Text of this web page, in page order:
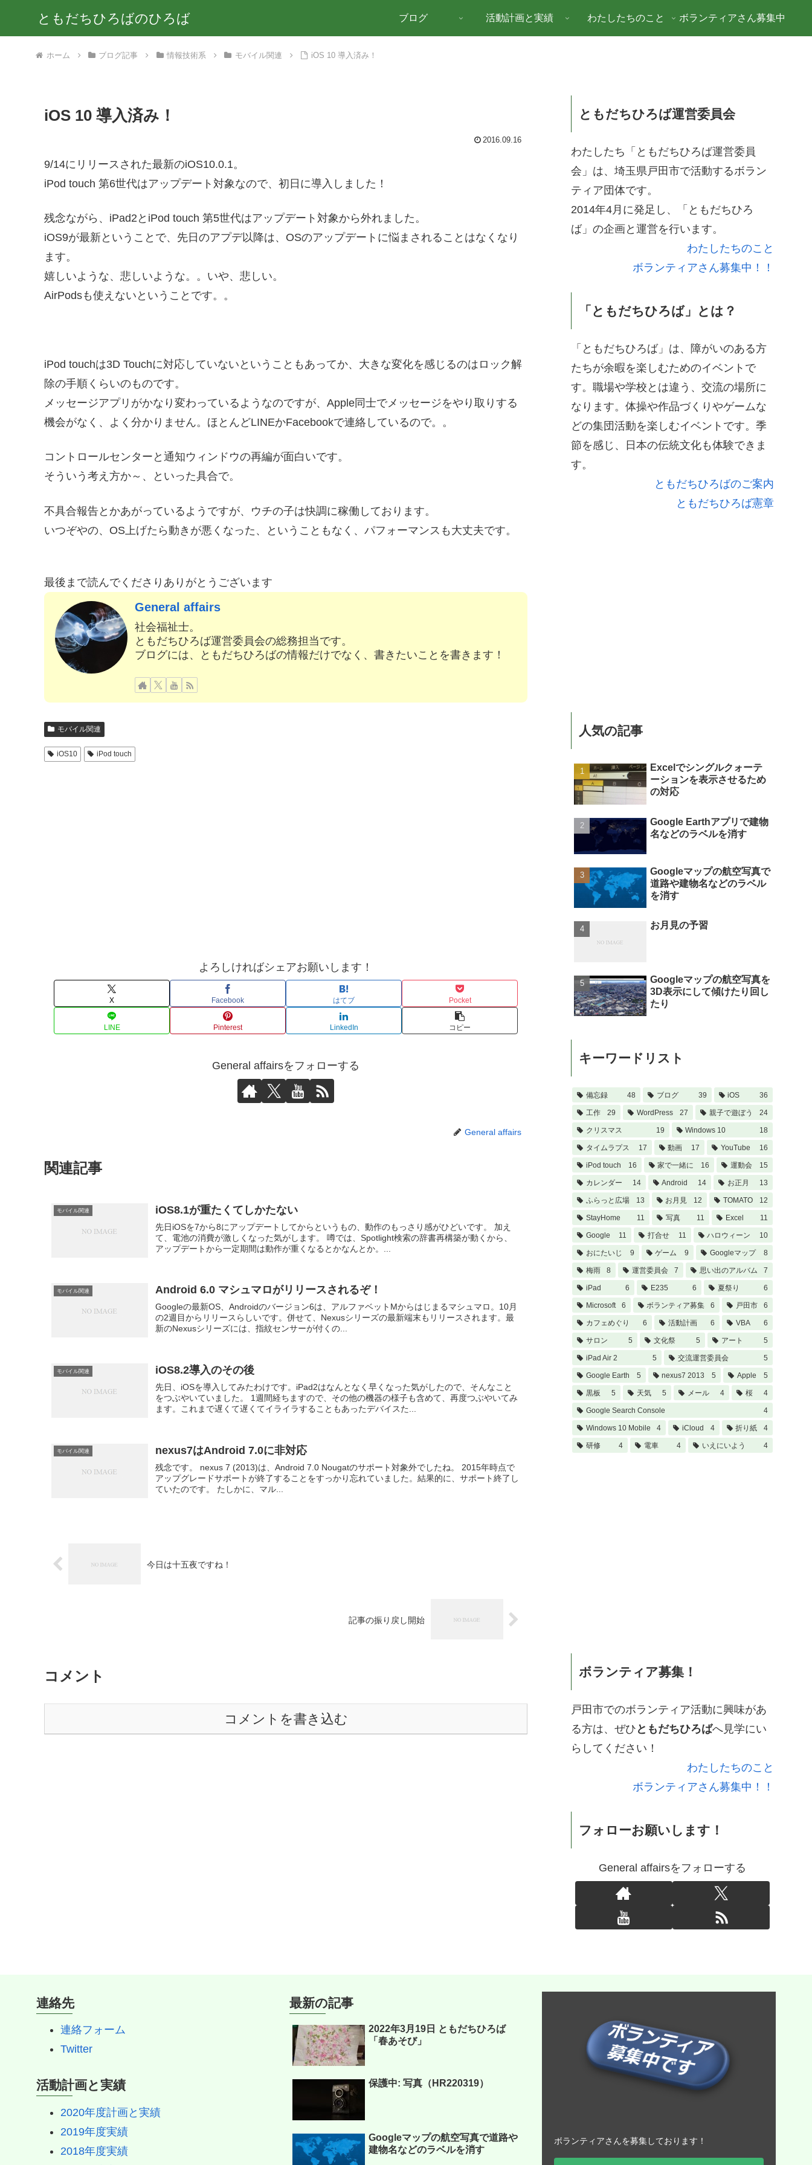
ともだちひろばのひろば ブログ 活動計画と実績 わたしたちのこと ボランティアさん募集中
ホーム ブログ記事 情報技術系 モバイル関連 iOS 10 導入済み！
iOS 10 導入済み！
2016.09.16
9/14にリリースされた最新のiOS10.0.1。
iPod touch 第6世代はアップデート対象なので、初日に導入しました！
残念ながら、iPad2とiPod touch 第5世代はアップデート対象から外れました。
iOS9が最新ということで、先日のアプデ以降は、OSのアップデートに悩まされることはなくなり
ます。
嬉しいような、悲しいような。。いや、悲しい。
AirPodsも使えないということです。。
iPod touchは3D Touchに対応していないということもあってか、大きな変化を感じるのはロック解
除の手順くらいのものです。
メッセージアプリがかなり変わっているようなのですが、Apple同士でメッセージをやり取りする
機会がなく、よく分かりません。ほとんどLINEかFacebookで連絡しているので。。
コントロールセンターと通知ウィンドウの再編が面白いです。
そういう考え方か～、といった具合で。
不具合報告とかあがっているようですが、ウチの子は快調に稼働しております。
いつぞやの、OS上げたら動きが悪くなった、ということもなく、パフォーマンスも大丈夫です。
最後まで読んでくださりありがとうございます
General affairs
社会福祉士。
ともだちひろば運営委員会の総務担当です。
ブログには、ともだちひろばの情報だけでなく、書きたいことを書きます！
モバイル関連
iOS10 iPod touch
よろしければシェアお願いします！
X Facebook はてブ Pocket
LINE Pinterest LinkedIn コピー
General affairsをフォローする
General affairs
関連記事
モバイル関連 iOS8.1が重たくてしかたない
先日iOSを7から8にアップデートしてからというもの、動作のもっさり感がひどいです。 加え
て、電池の消費が激しくなった気がします。 噂では、Spotlight検索の辞書再構築が動くから、
アップデートから一定期間は動作が重くなるとかなんとか。...
モバイル関連 Android 6.0 マシュマロがリリースされるぞ！
Googleの最新OS、Androidのバージョン6は、アルファベットMからはじまるマシュマロ。10月
の2週目からリリースらしいです。併せて、Nexusシリーズの最新端末もリリースされます。最
新のNexusシリーズには、指紋センサーが付くの...
モバイル関連 iOS8.2導入のその後
先日、iOSを導入してみたわけです。iPad2はなんとなく早くなった気がしたので、そんなこと
をつぶやいていました。 1週間経ちますので、その他の機器の様子も含めて、再度つぶやいてみ
ます。これまで遅くて遅くてイライラすることもあったデバイスた...
モバイル関連 nexus7はAndroid 7.0に非対応
残念です。 nexus 7 (2013)は、Android 7.0 Nougatのサポート対象外でしたね。 2015年時点で
アップグレードサポートが終了することをすっかり忘れていました。結果的に、サポート終了し
ていたのです。 たしかに、マル...
今日は十五夜ですね！
記事の振り戻し開始
コメント
コメントを書き込む
ともだちひろば運営委員会
わたしたち「ともだちひろば運営委員
会」は、埼玉県戸田市で活動するボラン
ティア団体です。
2014年4月に発足し、「ともだちひろ
ば」の企画と運営を行います。
わたしたちのこと
ボランティアさん募集中！！
「ともだちひろば」とは？
「ともだちひろば」は、障がいのある方
たちが余暇を楽しむためのイベントで
す。職場や学校とは違う、交流の場所に
なります。体操や作品づくりやゲームな
どの集団活動を楽しむイベントです。季
節を感じ、日本の伝統文化も体験できま
す。
ともだちひろばのご案内
ともだちひろば憲章
人気の記事
Excelでシングルクォーテ
ーションを表示させるため
の対応
Google Earthアプリで建物
名などのラベルを消す
Googleマップの航空写真で
道路や建物名などのラベル
を消す
お月見の予習
Googleマップの航空写真を
3D表示にして傾けたり回し
たり
キーワードリスト
備忘録 48 ブログ 39 iOS 36
工作 29 WordPress 27 親子で遊ぼう 24
クリスマス 19 Windows 10 18
タイムラプス 17 動画 17 YouTube 16
iPod touch 16 家で一緒に 16 運動会 15
カレンダー 14 Android 14 お正月 13
ふらっと広場 13 お月見 12 TOMATO 12
StayHome 11 写真 11 Excel 11
Google 11 打合せ 11 ハロウィーン 10
おにたいじ 9 ゲーム 9 Googleマップ 8
梅雨 8 運営委員会 7 思い出のアルバム 7
iPad 6 E235 6 夏祭り 6
Microsoft 6 ボランティア募集 6 戸田市 6
カフェめぐり 6 活動計画 6 VBA 6
サロン 5 文化祭 5 アート 5
iPad Air 2 5 交流運営委員会 5
Google Earth 5 nexus7 2013 5 Apple 5
黒板 5 天気 5 メール 4 桜 4
Google Search Console 4
Windows 10 Mobile 4 iCloud 4 折り紙 4
研修 4 電車 4 いえにいよう 4
ボランティア募集！
戸田市でのボランティア活動に興味があ
る方は、ぜひ ともだちひろばへ見学にい
らしてください！
わたしたちのこと
ボランティアさん募集中！！
フォローお願いします！
General affairsをフォローする
連絡先
連絡フォーム
Twitter
活動計画と実績
2020年度計画と実績
2019年度実績
2018年度実績
最新の記事
2022年3月19日 ともだちひろば
「春あそび」
保護中: 写真（HR220319）
Googleマップの航空写真で道路や
建物名などのラベルを消す
ボランティアさんを募集しております！